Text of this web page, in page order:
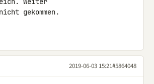
gekommen.
2019-06-03 15:21#5864048